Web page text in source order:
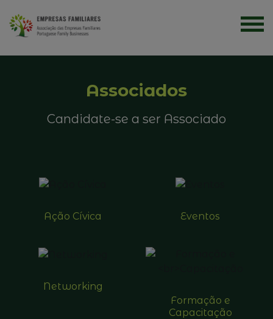
Associados
Candidate-se a ser Associado
Ação Cívica Eventos
Networking
Formação e
Capacitação